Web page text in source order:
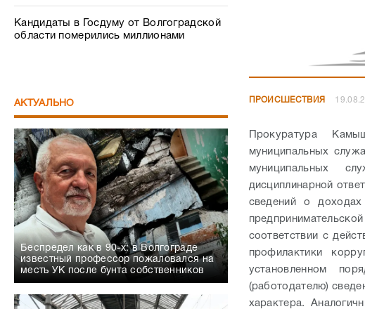
Кандидаты в Госдуму от Волгоградской
области померились миллионами
АКТУАЛЬНО
Беспредел как в 90-х: в Волгограде
известный профессор пожаловался на
месть УК после бунта собственников
ПРОИСШЕСТВИЯ
Прокуратура
муниципальных
муниципальных
дисциплинарной
сведений о
соответствии с
профилактики
установленном
(работодателю)
характера.